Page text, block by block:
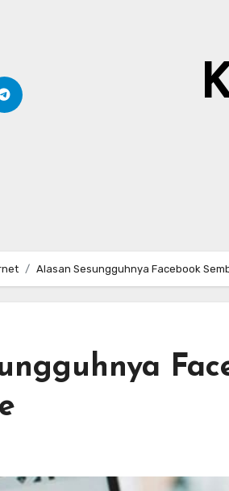
Alasan Sesungguhnya Facebook